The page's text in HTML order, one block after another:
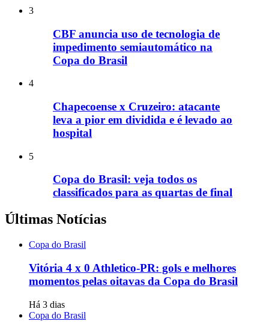
3
CBF anuncia uso de tecnologia de
impedimento semiautomático na
Copa do Brasil
4
Chapecoense x Cruzeiro: atacante
leva a pior em dividida e é levado ao
hospital
5
Copa do Brasil: veja todos os
classificados para as quartas de final
Últimas Notícias
Copa do Brasil
Vitória 4 x 0 Athletico-PR: gols e melhores
momentos pelas oitavas da Copa do Brasil
Há 3 dias
Copa do Brasil